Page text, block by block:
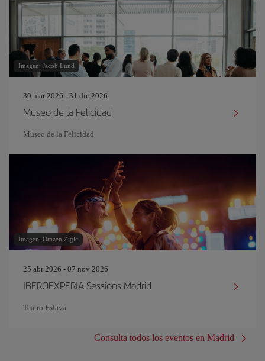
Imagen: Jacob Lund
30 mar 2026 - 31 dic 2026
Museo de la Felicidad
Museo de la Felicidad
Imagen: Drazen Zigic
25 abr 2026 - 07 nov 2026
IBEROEXPERIA Sessions Madrid
Teatro Eslava
Consulta todos los eventos en Madrid